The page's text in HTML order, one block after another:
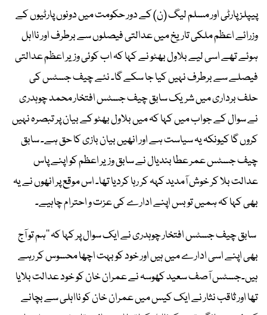
پیپلز پارٹی اور مسلم لیگ (ن) کے دور حکومت میں دونوں پارٹیوں کے
وزرائے اعظم ملکی تاریخ میں عدالتی فیصلوں سے برطرف اور نااہل
ہوئے تھے اسی لیے بلاول بھٹو نے کہا کہ اب کوئی وزیر اعظم عدالتی
فیصلے سے برطرف نہیں کیا جا سکے گا۔ نئے چیف جسٹس کی
حلف برداری میں شریک سابق چیف جسٹس افتخار محمد چوہدری
نے سوال کے جواب میں کہا کہ میں بلاول بھٹو کے بیان پر تبصرہ نہیں
کروں گا کیونکہ یہ سیاست ہے اور انھیں بیان بازی کا حق ہے۔ سابق
چیف جسٹس عمر عطا بندیال نے سابق وزیر اعظم کو اپنے پاس
عدالت بلا کر خوش آمدید کہہ کر رہا کردیا تھا۔ اس موقع پر انھوں نے یہ
بھی کہا کہ ہمیں تو بس اپنے ادارے کی عزت و احترام چاہیے۔
سابق چیف جسٹس افتخار چوہدری نے ایک سوال پر کہا کہ ’’ہم تو آج
بھی اپنے اسی ادارے میں ہیں اور خود کو بہت اچھا محسوس کر رہے
ہیں۔جسٹس آصف سعید کھوسہ نے عمران خان کو خود عدالت بلایا
تھا اور ثاقب نثار نے ایک کیس میں عمران خان کو نااہلی سے بچانے